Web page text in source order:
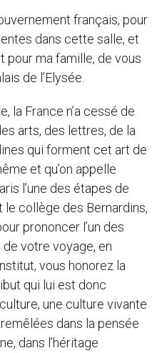
français, pour
dans cette salle, et
pour ma famille, de vous
de l’Elysée.
la France n’a cessé de
arts, des lettres, de la
qui forment cet art de
et qu’on appelle
l’une des étapes de
collège des Bernardins,
prononcer l’un des
votre voyage, en
vous honorez la
qui lui est donc
une culture vivante
dans la pensée
dans l’héritage